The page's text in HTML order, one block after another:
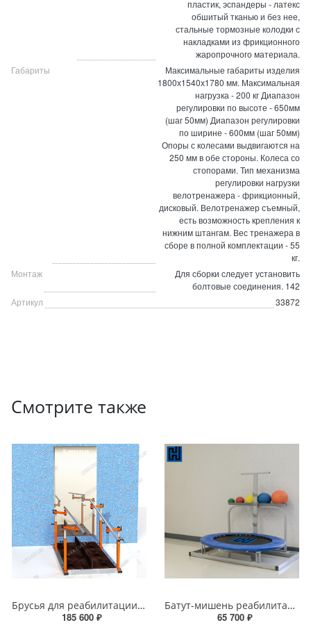
пластик, эспандеры - латекс
обшитый тканью и без нее,
стальные тормозные колодки с
накладками из фрикционного
жаропрочного материала.
Габариты
Максимальные габариты изделия
1800х1540х1780 мм. Максимальная
нагрузка - 200 кг Диапазон
регулировки по высоте - 650мм
(шаг 50мм) Диапазон регулировки
по ширине - 600мм (шаг 50мм)
Опоры с колесами выдвигаются на
250 мм в обе стороны. Колеса со
стопорами. Тип механизма
регулировки нагрузки
велотренажера - фрикционный,
дисковый. Велотренажер съемный,
есть возможность крепления к
нижним штангам. Вес тренажера в
сборе в полной комплектации - 55
кг.
Монтаж
Для сборки следует установить
болтовые соединения. 142
Артикул
33872
Смотрите также
Брусья для реабилитации с зеркалом
185 600 ₽
Батут-мишень реабилитационный стационарный для медболов
65 700 ₽